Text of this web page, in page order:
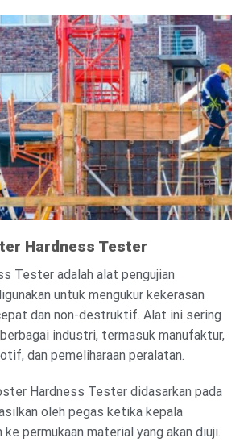
Hardness Tester
Tester adalah alat pengujian
untuk mengukur kekerasan
dan non-destruktif. Alat ini sering
industri, termasuk manufaktur,
dan pemeliharaan peralatan.
Hardness Tester didasarkan pada
oleh pegas ketika kepala
permukaan material yang akan diuji.